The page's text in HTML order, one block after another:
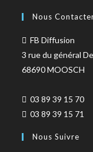
Nous
FB Diffusion
3 rue du général
68690 MOOSCH
03 89 39 15 70
03 89 39 15 71
Nous Suivre